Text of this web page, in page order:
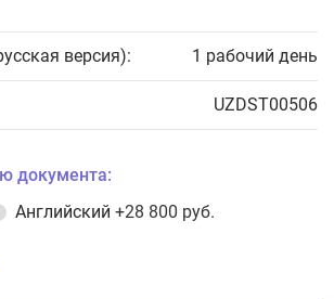
версия): 1 рабочий день
UZDST00506
документа:
Английский +28 800 руб.